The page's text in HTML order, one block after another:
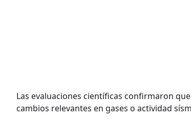
Las evaluaciones científicas confirmaron
cambios relevantes en gases o actividad